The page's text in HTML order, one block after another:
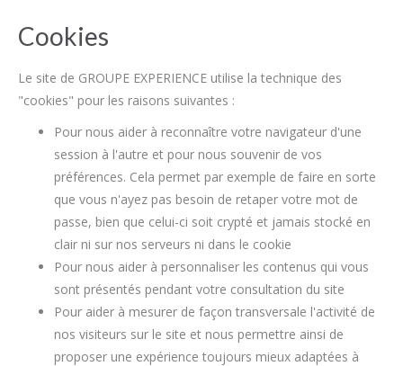
Cookies
Le site de GROUPE EXPERIENCE utilise la technique des
"cookies" pour les raisons suivantes :
Pour nous aider à reconnaître votre navigateur d'une
session à l'autre et pour nous souvenir de vos
préférences. Cela permet par exemple de faire en sorte
que vous n'ayez pas besoin de retaper votre mot de
passe, bien que celui-ci soit crypté et jamais stocké en
clair ni sur nos serveurs ni dans le cookie
Pour nous aider à personnaliser les contenus qui vous
sont présentés pendant votre consultation du site
Pour aider à mesurer de façon transversale l'activité de
nos visiteurs sur le site et nous permettre ainsi de
proposer une expérience toujours mieux adaptées à